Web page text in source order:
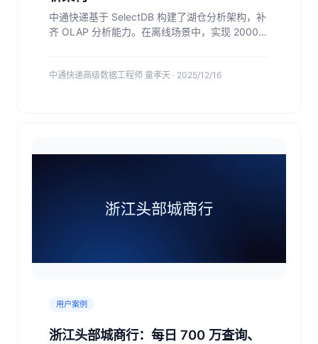
中通快递基于 SelectDB 构建了湖仓分析架构，补
齐 OLAP 分析能力。在离线场景中，实现 2000+
缩短至 1 分钟内，投入产出比大幅提升。
中通快递高级数据工程师 童孝天 · 2025/12/16
用户案例
浙江头部城商行：每日 700 万查询、